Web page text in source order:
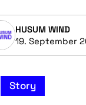
HUSUM WIND
19. September
Story